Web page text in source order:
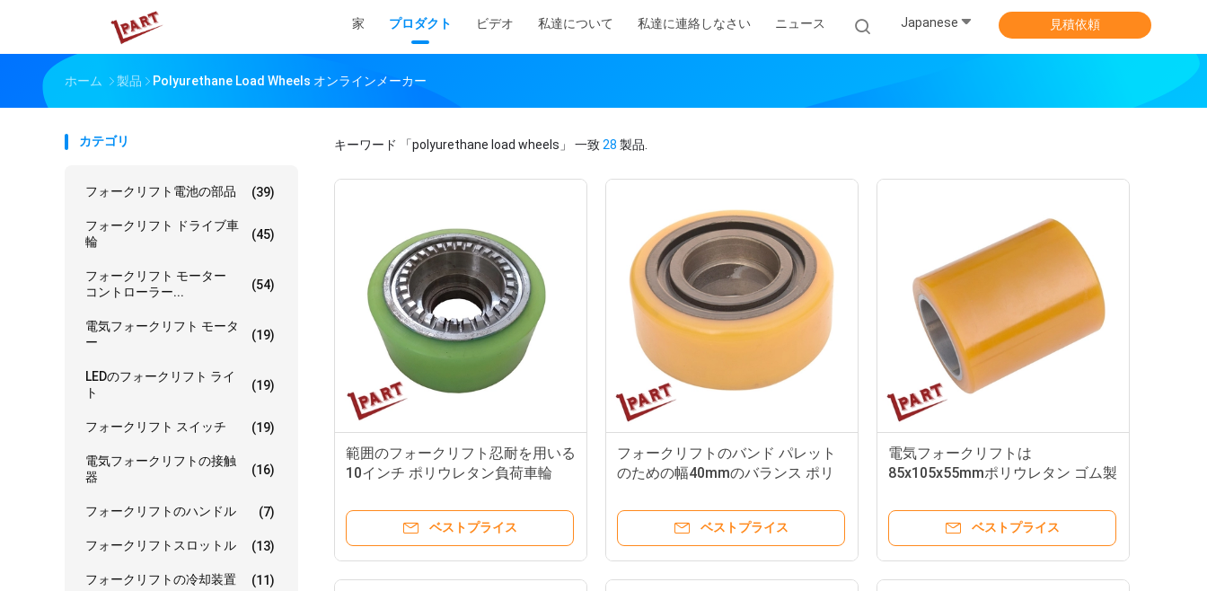
家 プロダクト ビデオ 私達について 私達に連絡しなさい ニュース Japanese 見積依頼
ホーム 製品 Polyurethane Load Wheels オンラインメーカー
カテゴリ
フォークリフト電池の部品 (39)
フォークリフト ドライブ車
輪
(45)
フォークリフト モーター
コントローラー...
(54)
電気フォークリフト モータ
ー
(19)
LEDのフォークリフト ライ
ト
(19)
フォークリフト スイッチ (19)
電気フォークリフトの接触
器
(16)
フォークリフトのハンドル (7)
フォークリフトスロットル (13)
フォークリフトの冷却装置 (11)
キーワード 「polyurethane load wheels」 一致 28 製品.
範囲のフォークリフト忍耐を用いる
10インチ ポリウレタン負荷車輪
ベストプライス
フォークリフトのバンド パレット
のための幅40mmのバランス ポリ
ベストプライス
電気フォークリフトは
85x105x55mmポリウレタン ゴム製
ベストプライス